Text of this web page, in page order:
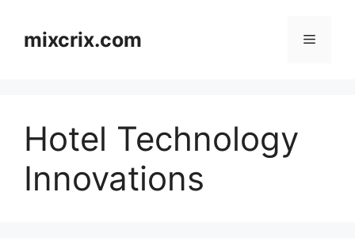
contentmixcrix.com Menu
Hotel Technology
Innovations